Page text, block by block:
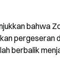
bahwa
pergeseran
berbalik